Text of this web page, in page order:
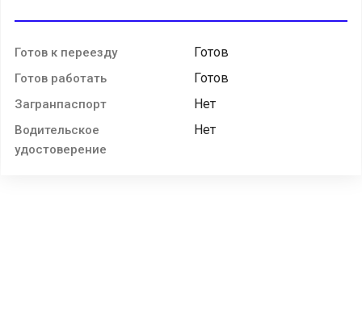
Готов к переезду Готов
Готов работать Готов
Загранпаспорт Нет
Водительское
удостоверение
Нет